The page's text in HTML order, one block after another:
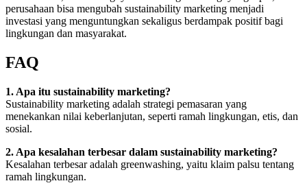
perusahaan bisa mengubah sustainability marketing menjadi
investasi yang menguntungkan sekaligus berdampak positif bagi
lingkungan dan masyarakat.
FAQ
1. Apa itu sustainability marketing?
Sustainability marketing adalah strategi pemasaran yang
menekankan nilai keberlanjutan, seperti ramah lingkungan, etis, dan
sosial.
2. Apa kesalahan terbesar dalam sustainability marketing?
Kesalahan terbesar adalah greenwashing, yaitu klaim palsu tentang
ramah lingkungan.